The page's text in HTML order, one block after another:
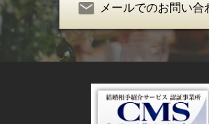
メールでのお問い合